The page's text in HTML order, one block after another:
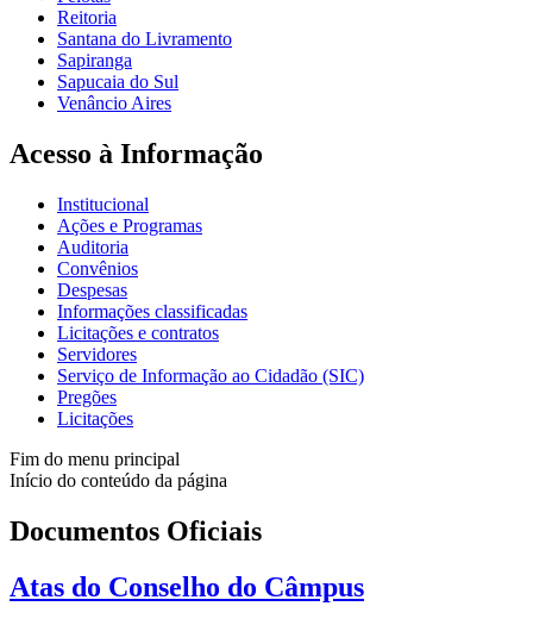
Reitoria
Santana do Livramento
Sapiranga
Sapucaia do Sul
Venâncio Aires
Acesso à Informação
Institucional
Ações e Programas
Auditoria
Convênios
Despesas
Informações classificadas
Licitações e contratos
Servidores
Serviço de Informação ao Cidadão (SIC)
Pregões
Licitações
Fim do menu principal
Início do conteúdo da página
Documentos Oficiais
Atas do Conselho do Câmpus